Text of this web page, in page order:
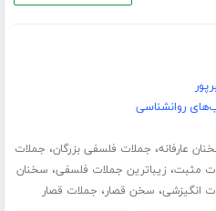
روانشناسی
عارفانه، جملات فلسفی بزرگان، جملات
مثبت، زیباترین جملات فلسفی، سخنان
انگیزشی، سخن قصار، جملات قصار